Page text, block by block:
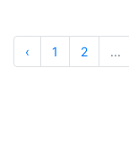
‹ 1 2 ...